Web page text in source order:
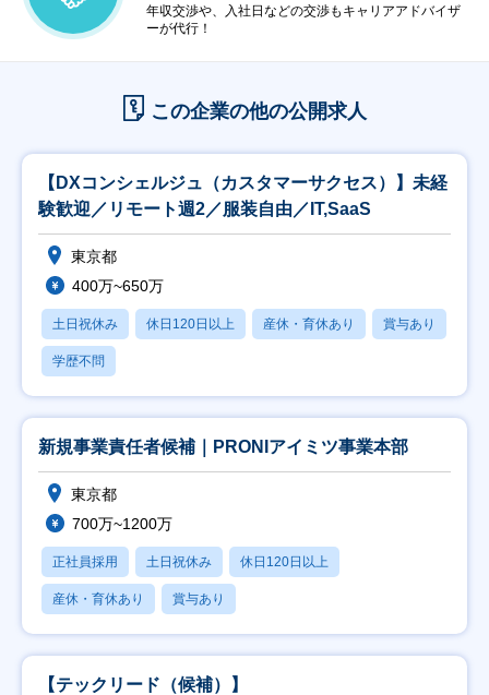
年収交渉や、入社日などの交渉もキャリアアドバイザ
ーが代行！
この企業の他の公開求人
【DXコンシェルジュ（カスタマーサクセス）】未経
験歓迎／リモート週2／服装自由／IT,SaaS
東京都
400万~650万
土日祝休み 休日120日以上 産休・育休あり 賞与あり
学歴不問
新規事業責任者候補｜PRONIアイミツ事業本部
東京都
700万~1200万
正社員採用 土日祝休み 休日120日以上
産休・育休あり 賞与あり
【テックリード（候補）】